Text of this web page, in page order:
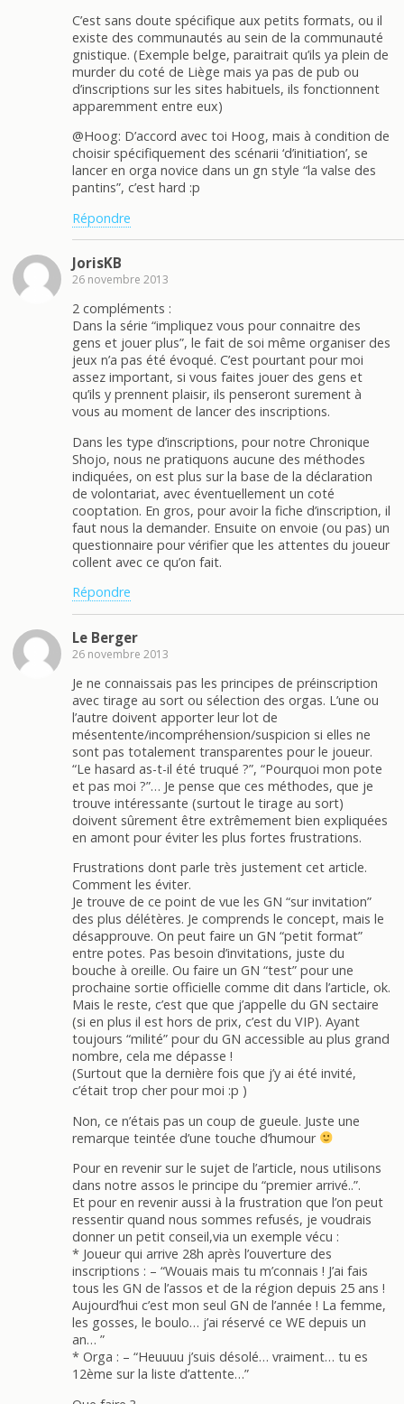
C’est sans doute spécifique aux petits formats, ou il
existe des communautés au sein de la communauté
gnistique. (Exemple belge, paraitrait qu’ils ya plein de
murder du coté de Liège mais ya pas de pub ou
d’inscriptions sur les sites habituels, ils fonctionnent
apparemment entre eux)
@Hoog: D’accord avec toi Hoog, mais à condition de
choisir spécifiquement des scénarii ‘d’initiation’, se
lancer en orga novice dans un gn style “la valse des
pantins”, c’est hard :p
Répondre
JorisKB
26 novembre 2013
2 compléments :
Dans la série “impliquez vous pour connaitre des
gens et jouer plus”, le fait de soi même organiser des
jeux n’a pas été évoqué. C’est pourtant pour moi
assez important, si vous faites jouer des gens et
qu’ils y prennent plaisir, ils penseront surement à
vous au moment de lancer des inscriptions.
Dans les type d’inscriptions, pour notre Chronique
Shojo, nous ne pratiquons aucune des méthodes
indiquées, on est plus sur la base de la déclaration
de volontariat, avec éventuellement un coté
cooptation. En gros, pour avoir la fiche d’inscription, il
faut nous la demander. Ensuite on envoie (ou pas) un
questionnaire pour vérifier que les attentes du joueur
collent avec ce qu’on fait.
Répondre
Le Berger
26 novembre 2013
Je ne connaissais pas les principes de préinscription
avec tirage au sort ou sélection des orgas. L’une ou
l’autre doivent apporter leur lot de
mésentente/incompréhension/suspicion si elles ne
sont pas totalement transparentes pour le joueur.
“Le hasard as-t-il été truqué ?”, “Pourquoi mon pote
et pas moi ?”… Je pense que ces méthodes, que je
trouve intéressante (surtout le tirage au sort)
doivent sûrement être extrêmement bien expliquées
en amont pour éviter les plus fortes frustrations.
Frustrations dont parle très justement cet article.
Comment les éviter.
Je trouve de ce point de vue les GN “sur invitation”
des plus délétères. Je comprends le concept, mais le
désapprouve. On peut faire un GN “petit format”
entre potes. Pas besoin d’invitations, juste du
bouche à oreille. Ou faire un GN “test” pour une
prochaine sortie officielle comme dit dans l’article, ok.
Mais le reste, c’est que que j’appelle du GN sectaire
(si en plus il est hors de prix, c’est du VIP). Ayant
toujours “milité” pour du GN accessible au plus grand
nombre, cela me dépasse !
(Surtout que la dernière fois que j’y ai été invité,
c’était trop cher pour moi :p )
Non, ce n’étais pas un coup de gueule. Juste une
remarque teintée d’une touche d’humour
Pour en revenir sur le sujet de l’article, nous utilisons
dans notre assos le principe du “premier arrivé..”.
Et pour en revenir aussi à la frustration que l’on peut
ressentir quand nous sommes refusés, je voudrais
donner un petit conseil,via un exemple vécu :
* Joueur qui arrive 28h après l’ouverture des
inscriptions : – “Wouais mais tu m’connais ! J’ai fais
tous les GN de l’assos et de la région depuis 25 ans !
Aujourd’hui c’est mon seul GN de l’année ! La femme,
les gosses, le boulo… j’ai réservé ce WE depuis un
an… ”
* Orga : – “Heuuuu j’suis désolé… vraiment… tu es
12ème sur la liste d’attente…”